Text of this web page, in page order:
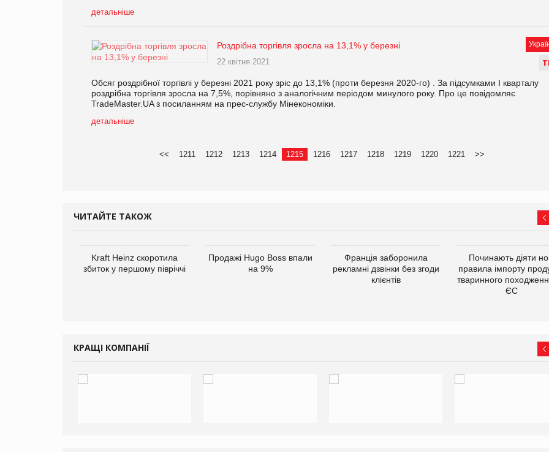
детальніше
Т
Роздрібна торгівля зросла на 13,1% у березні
22 квітня 2021
Обсяг роздрібної торгівлі у березні 2021 року зріс до 13,1% (проти березня 2020-го) . За підсумками І кварталу
роздрібна торгівля зросла на 7,5%, порівняно з аналогічним періодом минулого року. Про це повідомляє
TradeMaster.UA з посиланням на прес-службу Мінекономіки.
детальніше
<< 1211 1212 1213 1214 1215 1216 1217 1218 1219 1220 1221 >>
ЧИТАЙТЕ ТАКОЖ
Kraft Heinz скоротила
збиток у першому півріччі
Продажі Hugo Boss впали
на 9%
Франція заборонила
рекламні дзвінки без згоди
клієнтів
Починають діяти
правила імпорту
тваринного
ЄС
КРАЩІ КОМПАНІЇ